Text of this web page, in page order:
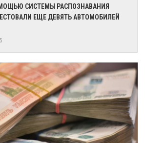
СИСТЕМЫ РАСПОЗНАВАНИЯ
ЕЩЕ ДЕВЯТЬ АВТОМОБИЛЕЙ